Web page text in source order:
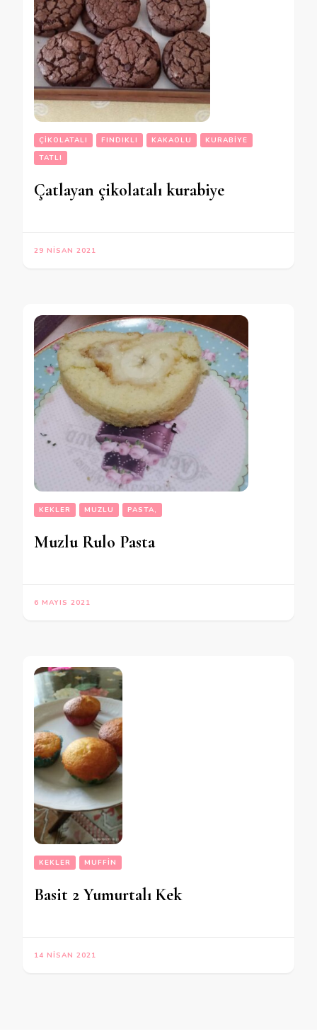
ÇIKOLATALI FINDIKLI KAKAOLU
KURABIYE
TATLI
Çatlayan çikolatalı kurabiye
29 NISAN 2021
KEKLER MUZLU PASTA,
Muzlu Rulo Pasta
6 MAYIS 2021
KEKLER MUFFIN
Basit 2 Yumurtalı Kek
14 NISAN 2021